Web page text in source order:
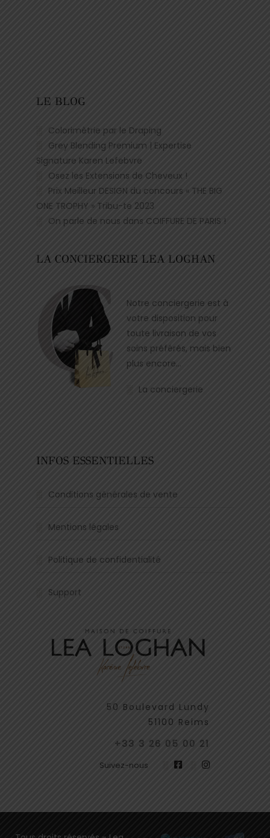
LE BLOG
Colorimètrie par le Draping
Grey Blending Premium | Expertise
Signature Karen Lefebvre
Osez les Extensions de Cheveux !
Prix Meilleur DESIGN du concours « THE BIG
ONE TROPHY » Tribu-te 2023
On parle de nous dans COIFFURE DE PARIS !
LA CONCIERGERIE LEA LOGHAN
Notre conciergerie est à
votre disposition pour
toute livraison de vos
soins préférés, mais bien
plus encore…
La conciergerie
INFOS ESSENTIELLES
Conditions générales de vente
Mentions légales
Politique de confidentialité
Support
50 Boulevard Lundy
51100 Reims
+33 3 26 05 00 21
Suivez-nous